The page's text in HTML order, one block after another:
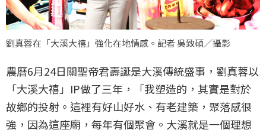
劉真蓉在「大溪大禧」強化在地情感。記者 吳致碩／攝影
農曆6月24日關聖帝君壽誕是大溪傳統盛事，劉真蓉以
「大溪大禧」IP做了三年，「我塑造的，其實是對於
故鄉的投射。這裡有好山好水、有老建築，聚落感很
強，因為這座廟，每年有個聚會。大溪就是一個理想